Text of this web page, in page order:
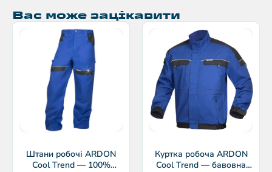
Вас може зацікавити
Штани робочі ARDON
Cool Trend — 100%
Куртка робоча ARDON
Cool Trend — бавовна